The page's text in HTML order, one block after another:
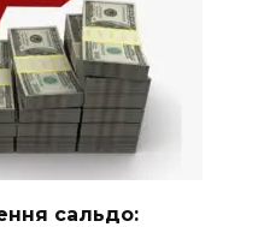
сальдо: